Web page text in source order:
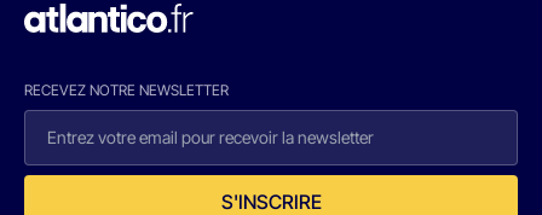
RECEVEZ NOTRE NEWSLETTER
S'INSCRIRE